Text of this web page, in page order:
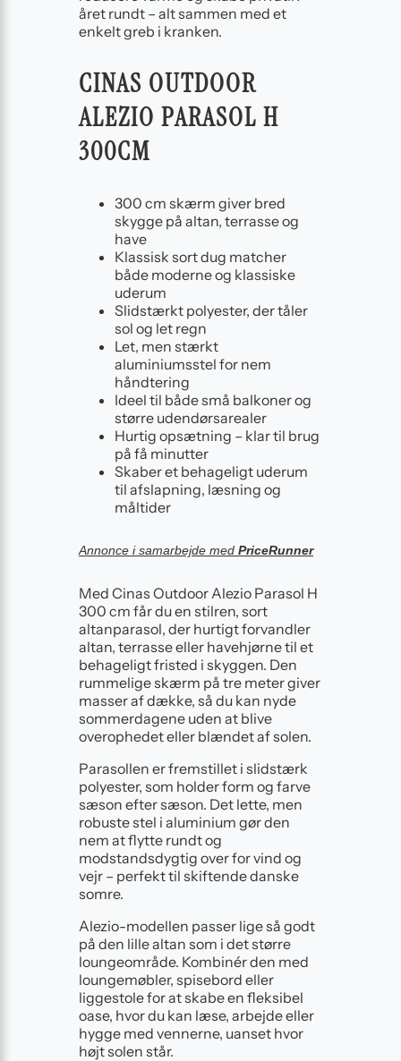
året rundt – alt sammen med et
enkelt greb i kranken.
CINAS OUTDOOR
ALEZIO PARASOL H
300CM
300 cm skærm giver bred
skygge på altan, terrasse og
have
Klassisk sort dug matcher
både moderne og klassiske
uderum
Slidstærkt polyester, der tåler
sol og let regn
Let, men stærkt
aluminiumsstel for nem
håndtering
Ideel til både små balkoner og
større udendørsarealer
Hurtig opsætning – klar til brug
på få minutter
Skaber et behageligt uderum
til afslapning, læsning og
måltider
Annonce i samarbejde med PriceRunner
Med Cinas Outdoor Alezio Parasol H
300 cm får du en stilren, sort
altanparasol, der hurtigt forvandler
altan, terrasse eller havehjørne til et
behageligt fristed i skyggen. Den
rummelige skærm på tre meter giver
masser af dække, så du kan nyde
sommerdagene uden at blive
overophedet eller blændet af solen.
Parasollen er fremstillet i slidstærk
polyester, som holder form og farve
sæson efter sæson. Det lette, men
robuste stel i aluminium gør den
nem at flytte rundt og
modstandsdygtig over for vind og
vejr – perfekt til skiftende danske
somre.
Alezio-modellen passer lige så godt
på den lille altan som i det større
loungeområde. Kombinér den med
loungemøbler, spisebord eller
liggestole for at skabe en fleksibel
oase, hvor du kan læse, arbejde eller
hygge med vennerne, uanset hvor
højt solen står.